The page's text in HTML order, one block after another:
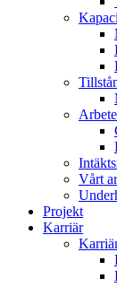
Vårt
Projekt
Karriär